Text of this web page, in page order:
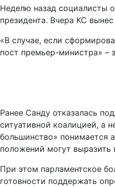
Неделю назад социалисты
президента. Вчера КС
«В случае, если
пост премьер-министра» –
Ранее Санду отказалась
ситуативной коалицией, а
большинство» понимается
положений могут выразить
При этом парламентское
готовности поддержать